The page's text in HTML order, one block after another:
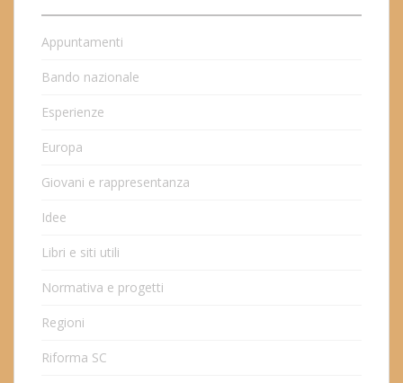
Appuntamenti
Bando nazionale
Esperienze
Europa
Giovani e rappresentanza
Idee
Libri e siti utili
Normativa e progetti
Regioni
Riforma SC